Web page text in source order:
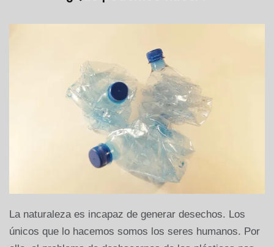
La naturaleza es incapaz de generar desechos. Los
únicos que lo hacemos somos los seres humanos. Por